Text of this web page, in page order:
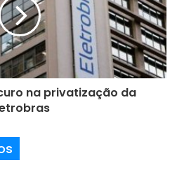
Casa Brasileira
na privatização da